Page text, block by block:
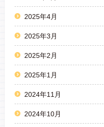
2025年4月
2025年3月
2025年2月
2025年1月
2024年11月
2024年10月